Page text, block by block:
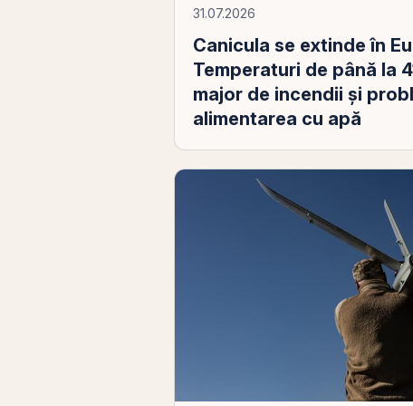
31.07.2026
Canicula se extinde în
Temperaturi de până la
major de incendii și
alimentarea cu apă